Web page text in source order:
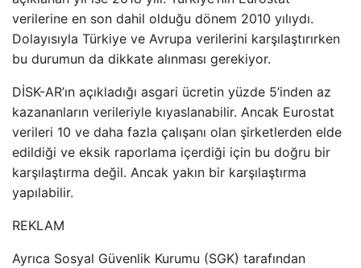
verilerine en son dahil olduğu dönem 2010 yılıydı.
Dolayısıyla Türkiye ve Avrupa verilerini karşılaştırırken
bu durumun da dikkate alınması gerekiyor.
DİSK-AR’ın açıkladığı asgari ücretin yüzde 5’inden az
kazananların verileriyle kıyaslanabilir. Ancak Eurostat
verileri 10 ve daha fazla çalışanı olan şirketlerden elde
edildiği ve eksik raporlama içerdiği için bu doğru bir
karşılaştırma değil. Ancak yakın bir karşılaştırma
yapılabilir.
REKLAM
Ayrıca Sosyal Güvenlik Kurumu (SGK) tarafından